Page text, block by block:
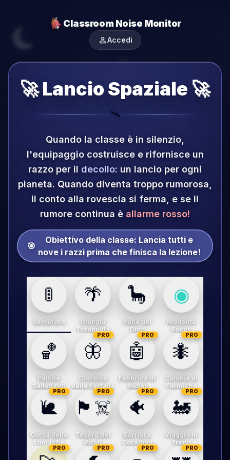
Classroom Noise Monitor
personAccedi
🚀 Lancio Spaziale 🚀
🛰️
Quando la classe è in silenzio,
l'equipaggio costruisce e rifornisce un
razzo per il decollo: un lancio per ogni
pianeta. Quando diventa troppo rumorosa,
il conto alla rovescia si ferma, e se il
rumore continua è allarme rosso!
🎯
Obiettivo della classe: Lancia tutti e
nove i razzi prima che finisca la lezione!
🚦
Semaforo
🌴
Giungla
Tranquilla
🦕
Valle dei
Dino
◉
Modalità
Focus
🏀
Palline
Saltellanti
🦋
PRO
Giardino
delle Farfalle
🤖
PRO
Fabbrica di
Robot
🐜
PRO
Colonia di
Formiche
🐌
PRO
Corsa delle
Lumache
🏴‍☠️
PRO
Tesoro dei
Pirati
🐠
PRO
Barriera
Corallina
🚂
PRO
Viaggio in
Treno
PRO PRO PRO PRO